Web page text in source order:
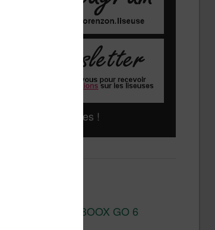
Liseuses pas chères !
Test de la BOOX GO 6